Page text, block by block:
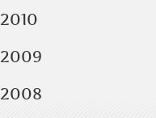
2010
2009
2008